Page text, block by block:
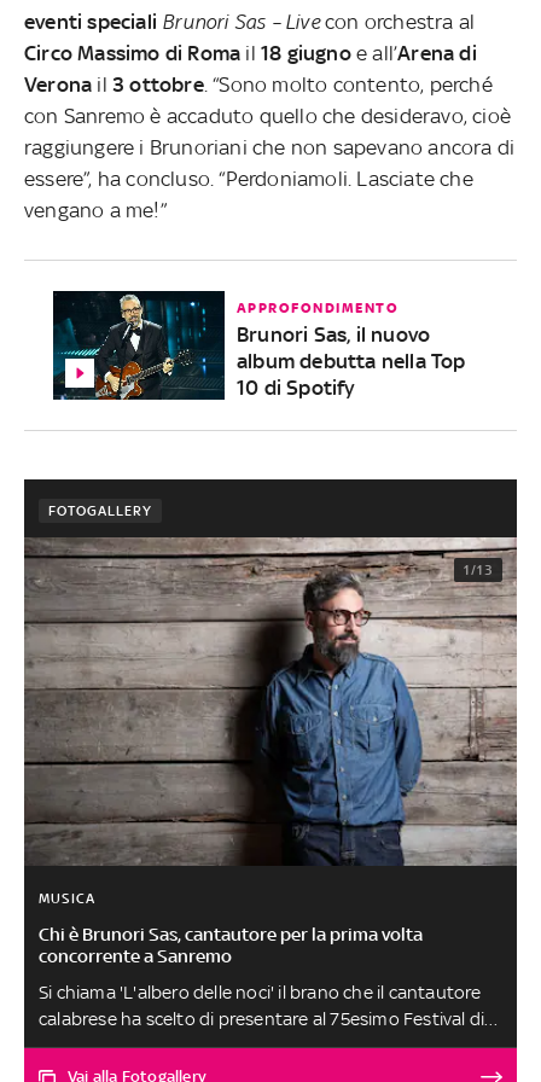
eventi speciali Brunori Sas – Livecon orchestra al
Circo Massimo di Roma il 18 giugnoe all’Arena di
Verona il3 ottobre. “Sono molto contento, perché
con Sanremo è accaduto quello che desideravo, cioè
raggiungere i Brunoriani che non sapevano ancora di
essere”, ha concluso. “Perdoniamoli. Lasciate che
vengano a me!”
APPROFONDIMENTO
Brunori Sas, il nuovo
album debutta nella Top
10 di Spotify
FOTOGALLERY
1/13
MUSICA
Chi è Brunori Sas, cantautore per la prima volta
concorrente a Sanremo
Si chiama 'L'albero delle noci' il brano che il cantautore
calabrese ha scelto di presentare al 75esimo Festival di
Sanremo, per la sua prima volta in gara. Dall'album di
esordio al disco d'oro, le tappe della sua carriera e la vita
Vai alla Fotogallery